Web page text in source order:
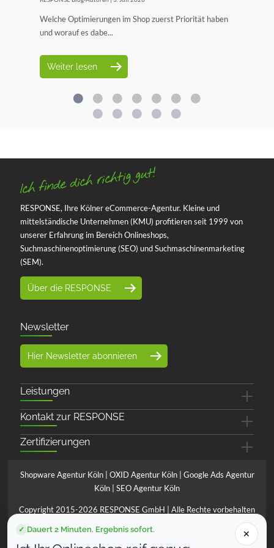
Welche Optimierungen im Shop zuerst Priorität haben
und worauf es dabe...
Weiter lesen
RESPONSE, Ihre Kölner eCommerce-Agentur. Kleine und
mittelständische Unternehmen (KMU) profitieren seit 1999 von
unserer Erfahrung im Bereich Onlineshops,
Suchmaschinenoptimierung (SEO) und Suchmaschinenmarketing
(SEM).
Über die RESPONSE
Newsletter
Hier Newsletter abonnieren
Leistungen
Kontakt zur RESPONSE
Zertifizierungen
Shopware Agentur Köln| OXID Agentur Köln| Google Ads Agentur
Köln
SEO Agentur Köln
Copyright 2015-2026 RESPONSE GmbH | Alle Rechte vorbehalten
*Preise verstehen sich zzgl. MwSt. und ggfls. Versandkosten
✕
✓ Dauert 2 Minuten. Ergebnis sofort.